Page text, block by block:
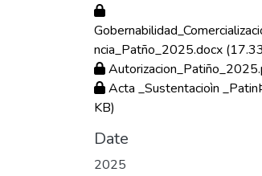
ncia_Patño_2025.docx
Acta _Sustentacioìn
KB)
Date
2025